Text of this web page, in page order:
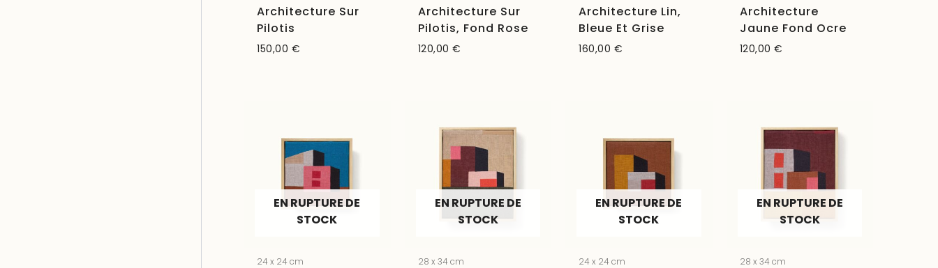
Architecture Sur
Pilotis
150,00 €
Architecture Sur
Pilotis, Fond Rose
120,00€
Architecture Lin,
Bleue Et Grise
160,00 €
Architecture
Jaune Fond Ocre
120,00€
EN RUPTURE DE
STOCK
24 x 24 cm
EN RUPTURE DE
STOCK
28 x 34 cm
EN RUPTURE DE
STOCK
24 x 24 cm
EN RUPTURE DE
STOCK
28 x 34 cm